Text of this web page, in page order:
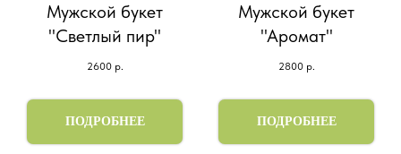
Мужской букет
"Светлый пир"
2600 р.
ПОДРОБНЕЕ
Мужской букет
"Аромат"
2800 р.
ПОДРОБНЕЕ